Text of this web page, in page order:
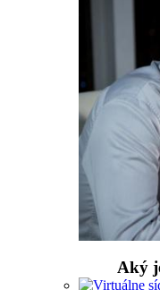
Aký